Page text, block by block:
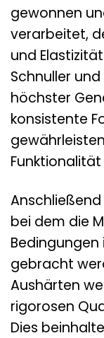
gewonnen
verarbeitet,
und
Schnuller
höchster
konsistente
bei dem die
Bedingungen
gebracht
Aushärten
rigorosen
Dies